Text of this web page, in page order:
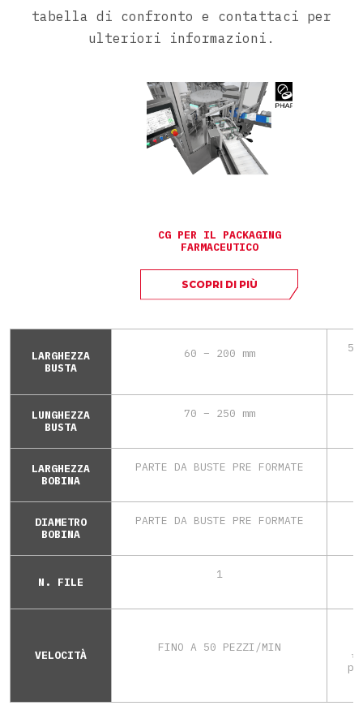
tabella di confronto e contattaci per
ulteriori informazioni.
CG PER IL PACKAGING
FARMACEUTICO
SCOPRI DI PIÙ
LARGHEZZA
BUSTA
60 – 200 mm
LUNGHEZZA
BUSTA
70 – 250 mm
LARGHEZZA
BOBINA
PARTE DA BUSTE PRE FORMATE
DIAMETRO
BOBINA
PARTE DA BUSTE PRE FORMATE
N. FILE
1
VELOCITÀ
FINO A 50 PEZZI/MIN